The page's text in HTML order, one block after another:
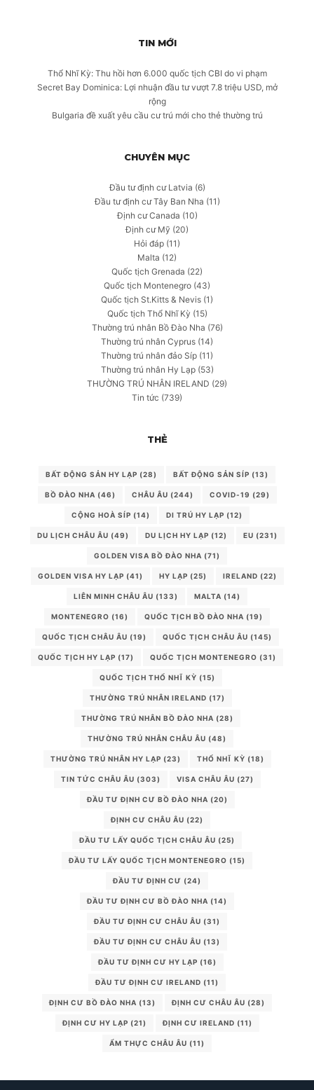
TIN MỚI
Thổ Nhĩ Kỳ: Thu hồi hơn 6.000 quốc tịch CBI do vi phạm
Secret Bay Dominica: Lợi nhuận đầu tư vượt 7.8 triệu USD, mở
rộng
Bulgaria đề xuất yêu cầu cư trú mới cho thẻ thường trú
CHUYÊN MỤC
Đầu tư định cư Latvia (6)
Đầu tư định cư Tây Ban Nha (11)
Định cư Canada (10)
Định cư Mỹ (20)
Hỏi đáp (11)
Malta (12)
Quốc tịch Grenada (22)
Quốc tịch Montenegro (43)
Quốc tịch St.Kitts & Nevis (1)
Quốc tịch Thổ Nhĩ Kỳ (15)
Thường trú nhân Bồ Đào Nha (76)
Thường trú nhân Cyprus (14)
Thường trú nhân đảo Síp (11)
Thường trú nhân Hy Lạp(53)
THƯỜNG TRÚ NHÂN IRELAND (29)
Tin tức (739)
THẺ
BẤT ĐỘNG SẢN HY LẠP (28) BẤT ĐỘNG SẢN SÍP (13)
BỒ ĐÀO NHA (46) CHÂU ÂU (244) COVID-19 (29)
CỘNG HOÀ SÍP (14) DI TRÚ HY LẠP (12)
DU LỊCH CHÂU ÂU (49) DU LỊCH HY LẠP (12) EU (231)
GOLDEN VISA BỒ ĐÀO NHA (71)
GOLDEN VISA HY LẠP (41) HY LẠP (25) IRELAND (22)
LIÊN MINH CHÂU ÂU (133) MALTA (14)
MONTENEGRO (16) QUỐC TỊCH BỒ ĐÀO NHA (19)
QUỐC TỊCH CHÂU ÂU (19) QUỐC TỊCH CHÂU ÂU (145)
QUỐC TỊCH HY LẠP (17) QUỐC TỊCH MONTENEGRO (31)
QUỐC TỊCH THỔ NHĨ KỲ (15)
THƯỜNG TRÚ NHÂN IRELAND (17)
THƯỜNG TRÚ NHÂN BỒ ĐÀO NHA (28)
THƯỜNG TRÚ NHÂN CHÂU ÂU (48)
THƯỜNG TRÚ NHÂN HY LẠP (23) THỔ NHĨ KỲ (18)
TIN TỨC CHÂU ÂU (303) VISA CHÂU ÂU (27)
ĐẦU TƯ ĐỊNH CƯ BỒ ĐÀO NHA (20)
ĐỊNH CƯ CHÂU ÂU (22)
ĐẦU TƯ LẤY QUỐC TỊCH CHÂU ÂU (25)
ĐẦU TƯ LẤY QUỐC TỊCH MONTENEGRO (15)
ĐẦU TƯ ĐỊNH CƯ (24)
ĐẦU TƯ ĐỊNH CƯ BỒ ĐÀO NHA (14)
ĐẦU TƯ ĐỊNH CƯ CHÂU ÂU (31)
ĐẦU TƯ ĐỊNH CƯ CHÂU ÂU (13)
ĐẦU TƯ ĐỊNH CƯ HY LẠP (16)
ĐẦU TƯ ĐỊNH CƯ IRELAND (11)
ĐỊNH CƯ BỒ ĐÀO NHA (13) ĐỊNH CƯ CHÂU ÂU (28)
ĐỊNH CƯ HY LẠP (21) ĐỊNH CƯ IRELAND (11)
ẨM THỰC CHÂU ÂU (11)